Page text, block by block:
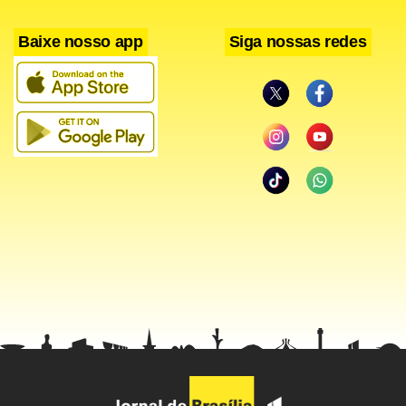
Baixe nosso app Siga nossas redes